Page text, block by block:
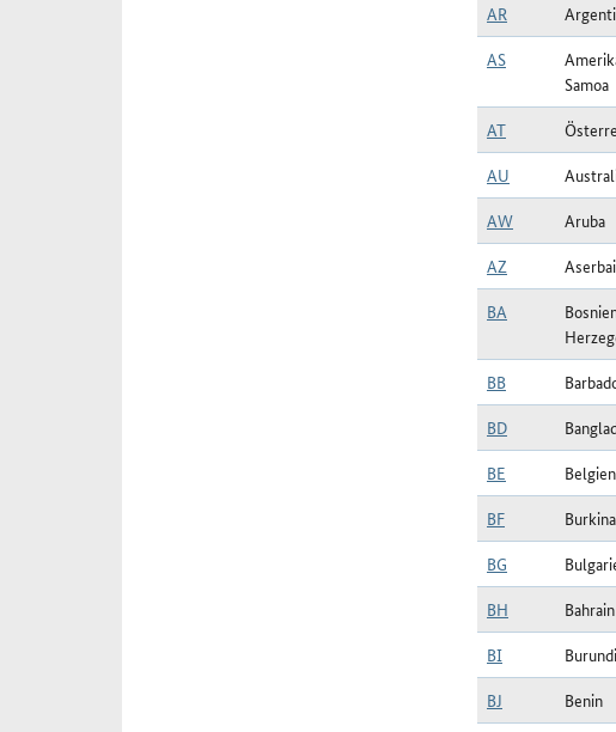
AR
AS
Samoa
AT
AU
AW
Aruba
AZ
BA
BB
BD
BE
Belgien
BF
BG
BH
Bahrain
BI
Burundi
BJ
Benin